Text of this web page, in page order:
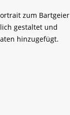
zum Bartgeier
gestaltet und
hinzugefügt.